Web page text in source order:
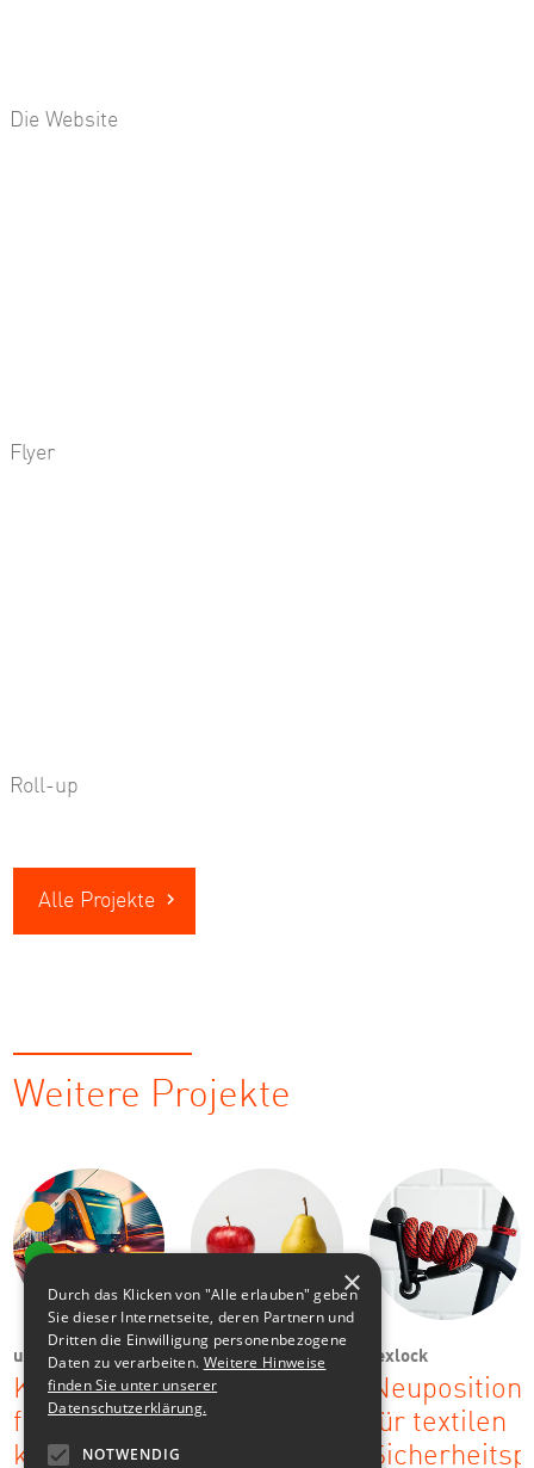
Die Website
Flyer
Roll-up
Alle Projekte
Weitere Projekte
urbic
Kommunikationsstrategie
für
komplexe
Ostsächsische
texlock
für textilen
×
Durch das Klicken von "Alle erlauben" geben
Sie dieser Internetseite, deren Partnern und
Dritten die Einwilligung personenbezogene
Daten zu verarbeiten. Weitere Hinweise
finden Sie unter unserer
Datenschutzerklärung.
NOTWENDIG